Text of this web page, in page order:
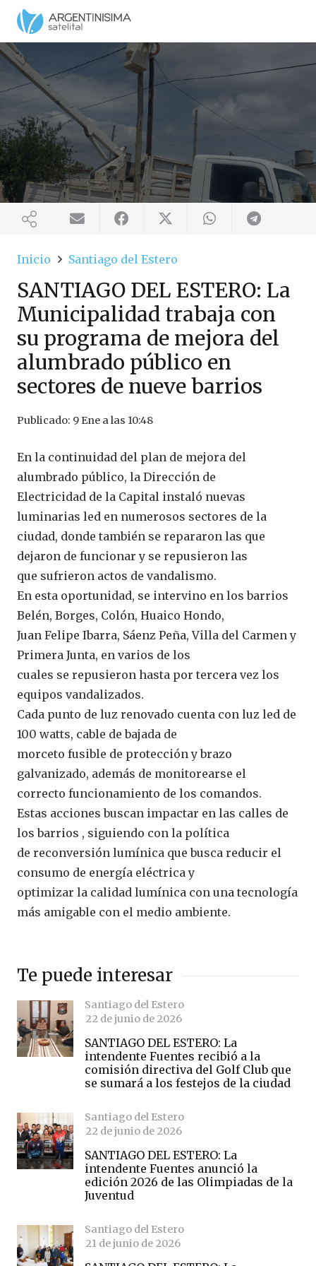
Inicio Santiago del Estero
SANTIAGO DEL ESTERO: La
Municipalidad trabaja con
su programa de mejora del
alumbrado público en
sectores de nueve barrios
Publicado: 9 Ene a las 10:48
En la continuidad del plan de mejora del
alumbrado público, la Dirección de
Electricidad de la Capital instaló nuevas
luminarias led en numerosos sectores de la
ciudad, donde también se repararon las que
dejaron de funcionar y se repusieron las
que sufrieron actos de vandalismo.
En esta oportunidad, se intervino en los barrios
Belén, Borges, Colón, Huaico Hondo,
Juan Felipe Ibarra, Sáenz Peña, Villa del Carmen y
Primera Junta, en varios de los
cuales se repusieron hasta por tercera vez los
equipos vandalizados.
Cada punto de luz renovado cuenta con luz led de
100 watts, cable de bajada de
morceto fusible de protección y brazo
galvanizado, además de monitorearse el
correcto funcionamiento de los comandos.
Estas acciones buscan impactar en las calles de
los barrios , siguiendo con la política
de reconversión lumínica que busca reducir el
consumo de energía eléctrica y
optimizar la calidad lumínica con una tecnología
más amigable con el medio ambiente.
Te puede interesar
Santiago del Estero
22 de junio de 2026
SANTIAGO DEL ESTERO: La
intendente Fuentes recibió a la
comisión directiva del Golf Club que
se sumará a los festejos de la ciudad
Santiago del Estero
22 de junio de 2026
SANTIAGO DEL ESTERO: La
intendente Fuentes anunció la
edición 2026 de las Olimpiadas de la
Juventud
Santiago del Estero
21 de junio de 2026